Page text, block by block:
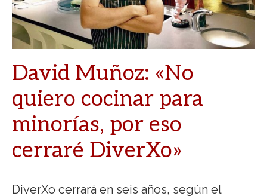
David Muñoz: «No
quiero cocinar para
minorías, por eso
cerraré DiverXo»
DiverXo cerrará en seis años, según el